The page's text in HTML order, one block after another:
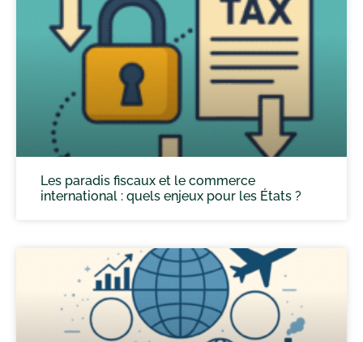
Les paradis fiscaux et le commerce
international : quels enjeux pour les États ?